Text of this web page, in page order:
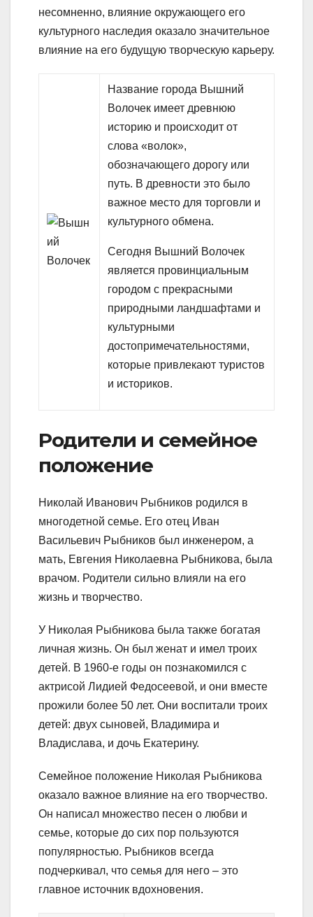
несомненно, влияние окружающего его
культурного наследия оказало значительное
влияние на его будущую творческую карьеру.
Название города Вышний
Волочек имеет древнюю
историю и происходит от
слова «волок»,
обозначающего дорогу или
путь. В древности это было
важное место для торговли и
культурного обмена.
Сегодня Вышний Волочек
является провинциальным
городом с прекрасными
природными ландшафтами и
культурными
достопримечательностями,
которые привлекают туристов
и историков.
Родители и семейное
положение
Николай Иванович Рыбников родился в
многодетной семье. Его отец Иван
Васильевич Рыбников был инженером, а
мать, Евгения Николаевна Рыбникова, была
врачом. Родители сильно влияли на его
жизнь и творчество.
У Николая Рыбникова была также богатая
личная жизнь. Он был женат и имел троих
детей. В 1960-е годы он познакомился с
актрисой Лидией Федосеевой, и они вместе
прожили более 50 лет. Они воспитали троих
детей: двух сыновей, Владимира и
Владислава, и дочь Екатерину.
Семейное положение Николая Рыбникова
оказало важное влияние на его творчество.
Он написал множество песен о любви и
семье, которые до сих пор пользуются
популярностью. Рыбников всегда
подчеркивал, что семья для него – это
главное источник вдохновения.